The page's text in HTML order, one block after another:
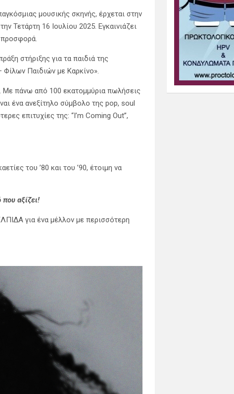
μουσικής σκηνής, έρχεται στην
Τετάρτη 16 Ιουλίου 2025. Εγκαινιάζει
προσφορά.
στήριξης για τα παιδιά της
Παιδιών με Καρκίνο».
πάνω από 100 εκατομμύρια πωλήσεις
ένα ανεξίτηλο σύμβολο της pop, soul
επιτυχίες της: “I’m Coming Out”,
του ’80 και του ’90, έτοιμη να
αξίζει!
για ένα μέλλον με περισσότερη